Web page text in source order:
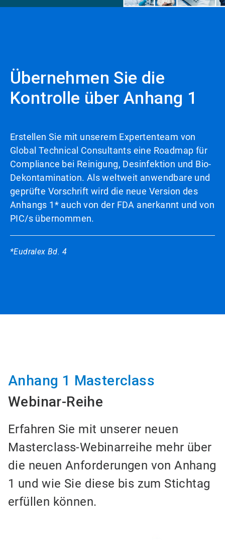
Übernehmen Sie die
Kontrolle über Anhang 1
Erstellen Sie mit unserem Expertenteam von
Global Technical Consultants eine Roadmap für
Compliance bei Reinigung, Desinfektion und Bio-
Dekontamination. Als weltweit anwendbare und
geprüfte Vorschrift wird die neue Version des
Anhangs 1* auch von der FDA anerkannt und von
PIC/s übernommen.
*Eudralex Bd. 4
Anhang 1 Masterclass
Webinar-Reihe
Erfahren Sie mit unserer neuen
Masterclass-Webinarreihe mehr über
die neuen Anforderungen von Anhang
1 und wie Sie diese bis zum Stichtag
erfüllen können.